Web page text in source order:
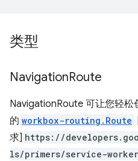
类型
NavigationRoute
NavigationRoute 可让您轻松
的 workbox-routing.Route
求] https://
ls/primers/service-